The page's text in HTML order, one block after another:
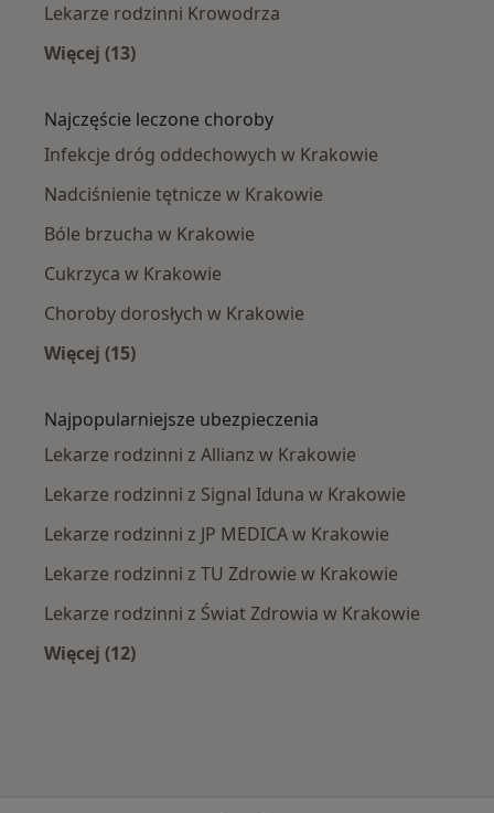
Lekarze rodzinni Krowodrza
Więcej (13)
Najczęście leczone choroby
Infekcje dróg oddechowych w Krakowie
Nadciśnienie tętnicze w Krakowie
Bóle brzucha w Krakowie
Cukrzyca w Krakowie
Choroby dorosłych w Krakowie
Więcej (15)
Najpopularniejsze ubezpieczenia
Lekarze rodzinni z Allianz w Krakowie
Lekarze rodzinni z Signal Iduna w Krakowie
Lekarze rodzinni z JP MEDICA w Krakowie
Lekarze rodzinni z TU Zdrowie w Krakowie
Lekarze rodzinni z Świat Zdrowia w Krakowie
Więcej (12)